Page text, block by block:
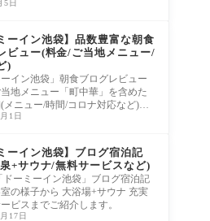
5日
ーイン池袋】品数豊富な朝食
ビュー(料金/ご当地メニュー/
)
ーイン池袋」朝食ブログレビュー
地メニュー「町中華」を含めた
メニュー/時間/コロナ対応など)を
す。
1日
ーイン池袋】ブログ宿泊記
+サウナ/無料サービスなど)
ドーミーイン池袋」ブログ宿泊記
の様子から 大浴場+サウナ 充実
ビスまでご紹介します。
17日